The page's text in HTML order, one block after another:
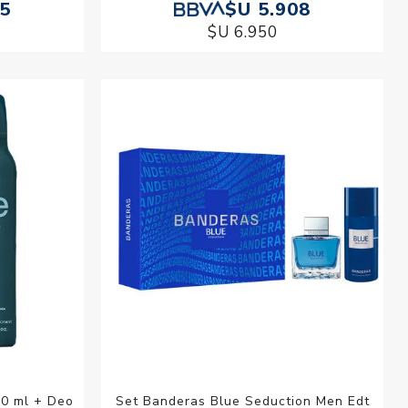
$U 5.908
$U 6.950
ml + Deo Set Banderas Blue Seduction Men Edt